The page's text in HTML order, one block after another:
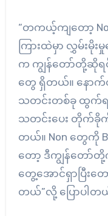
“တကယ့်ကျတော့
ကြားထဲမှာ လွှမ်းမို
က ကျွန်တော်တို့ဆိုရင်
တွေ ရှိတယ်။ နော
သတင်းတစ်ခု ထွက်ရ
သတင်းပေး တိုက်ခိုက်
တယ်။ Non တွေကို
တော့ ဒီကျွန်တေ
တွေ့အောင်ရှာပြီးတ
တယ်”လို့ ပြောပါတ